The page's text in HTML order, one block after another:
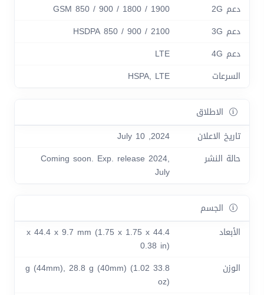
دعم 2G
GSM 850 / 900 / 1800 / 1900
دعم 3G
HSDPA 850 / 900 / 2100
دعم 4G
LTE
السرعات
HSPA, LTE
الاطلاق
تاريخ الاعلان
2024, July 10
حالة النشر
Coming soon. Exp. release 2024,
July
الجسم
الأبعاد
44.4 x 44.4 x 9.7 mm (1.75 x 1.75 x
0.38 in)
الوزن
33.8 g (44mm), 28.8 g (40mm) (1.02
oz)